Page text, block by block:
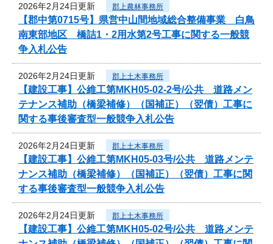
2026年2月24日更新 郡上農林事務所
【郡中第0715号】県営中山間地域総合整備事業 白鳥
南東部地区 橋詰1・2用水第2号工事に関する一般競
争入札公告
2026年2月24日更新 郡上土木事務所
【建設工事】公維工第MKH05-02-2号/公共 道路メン
テナンス補助（橋梁補修）（国補正）（翌債）工事に
関する事後審査型一般競争入札公告
2026年2月24日更新 郡上土木事務所
【建設工事】公維工第MKH05-03号/公共 道路メンテ
ナンス補助（橋梁補修）（国補正）（翌債）工事に関
する事後審査型一般競争入札公告
2026年2月24日更新 郡上土木事務所
【建設工事】公維工第MKH05-02号/公共 道路メンテ